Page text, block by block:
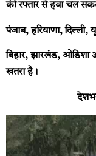
की रफ्तार से हवा चल
पंजाब, हरियाणा,
बिहार, झारखंड, ओडिशा
खतरा है।